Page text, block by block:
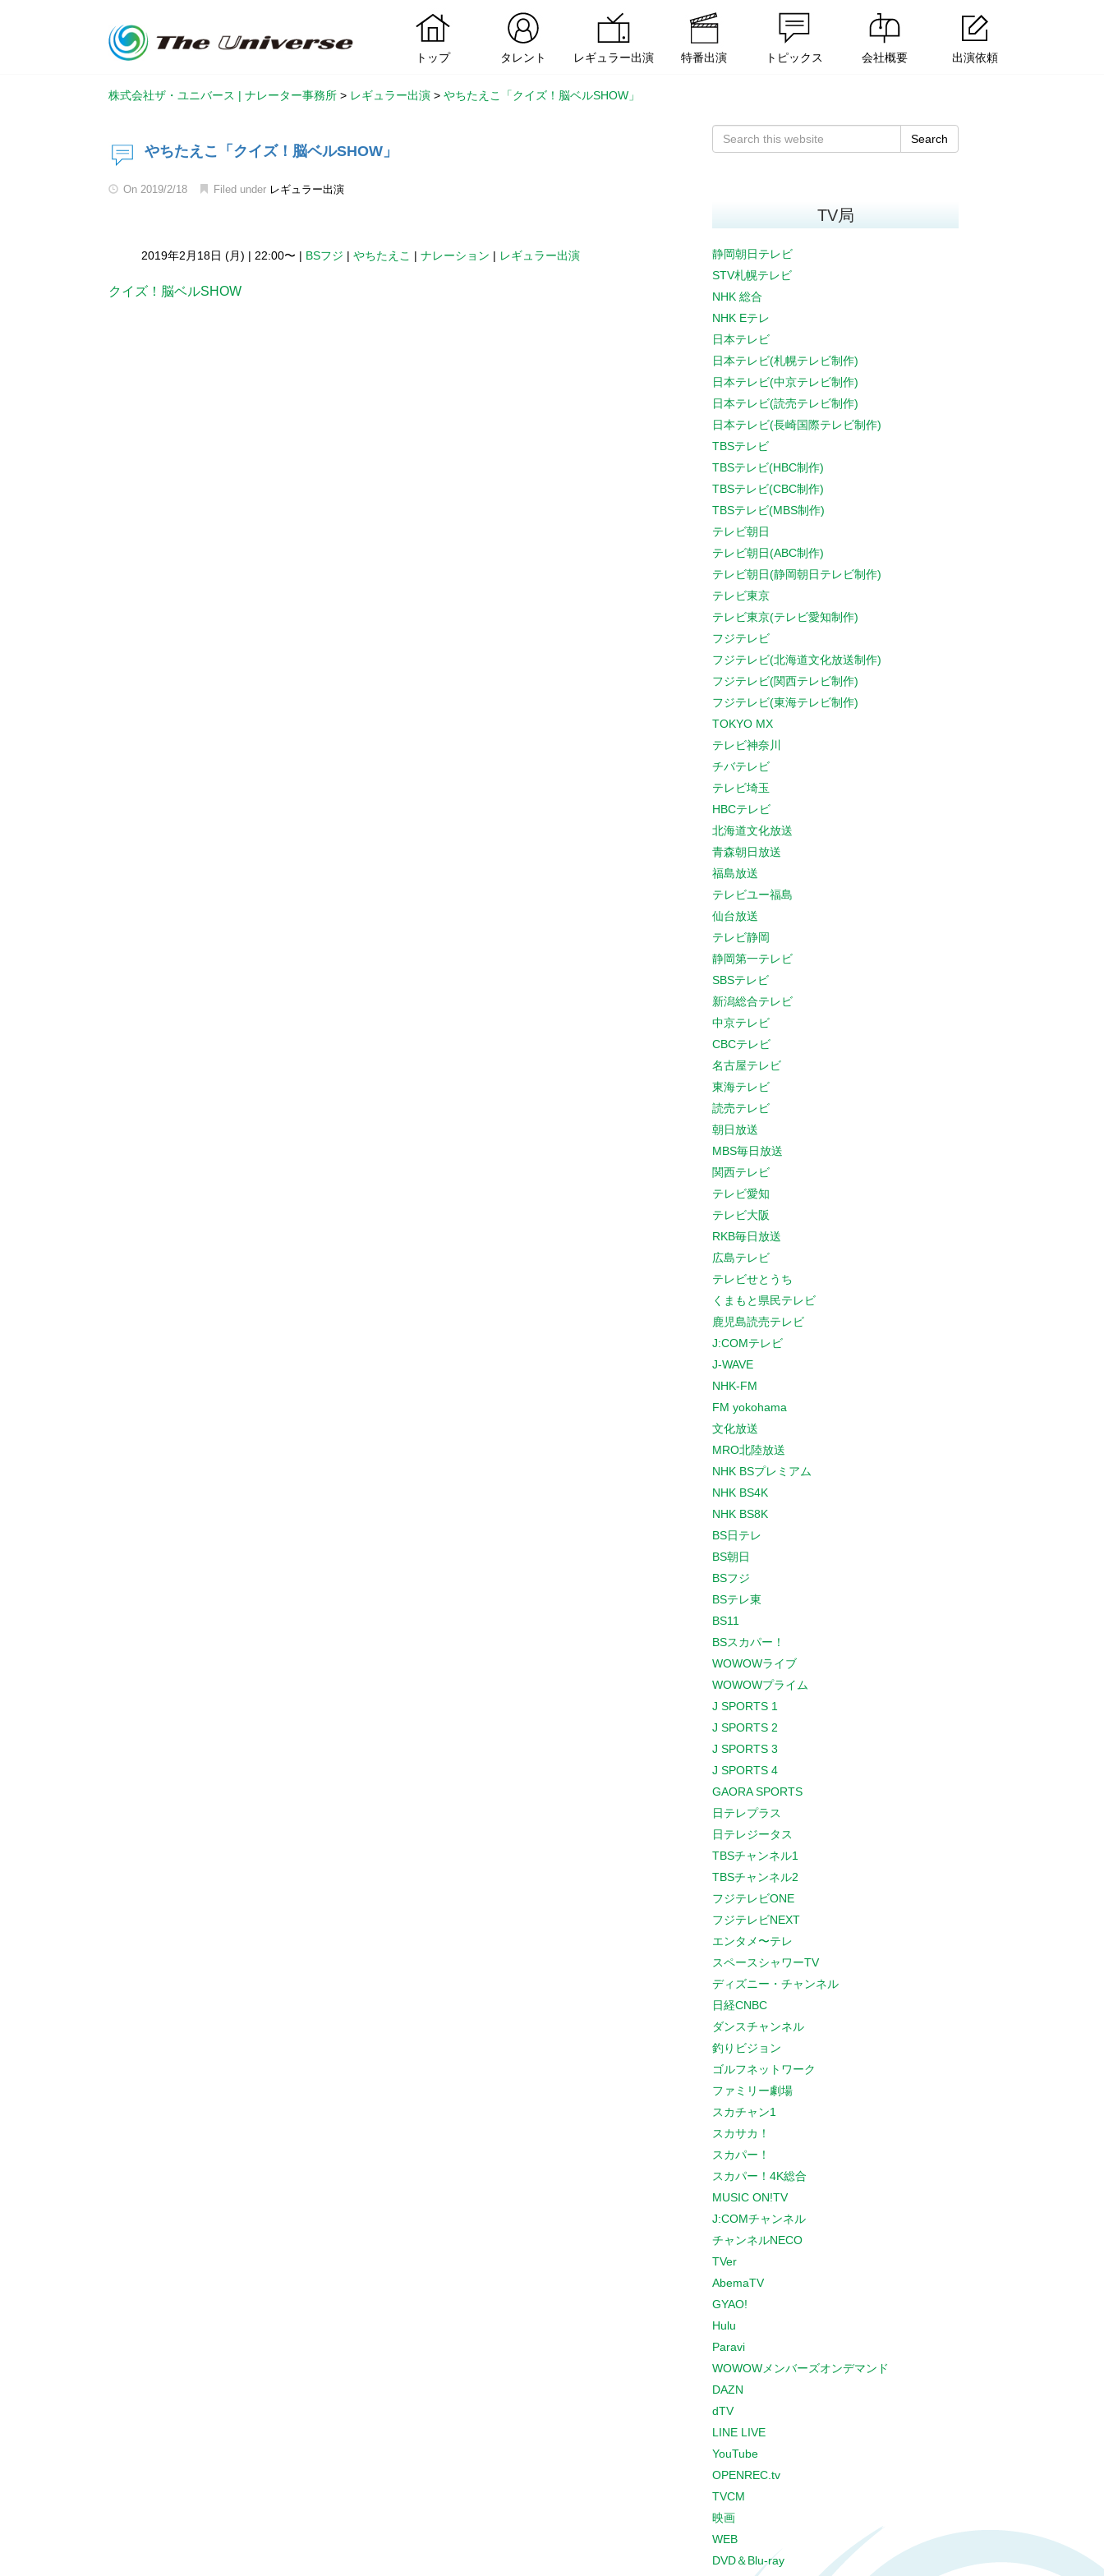
トップ タレント レギュラー出演 特番出演 トピックス 会社概要 出演依頼
株式会社ザ・ユニバース | ナレーター事務所 > レギュラー出演 > やちたえこ「クイズ！脳ベルSHOW」
やちたえこ「クイズ！脳ベルSHOW」
On 2019/2/18 Filed under レギュラー出演
2019年2月18日 (月) | 22:00〜 | BSフジ | やちたえこ | ナレーション | レギュラー出演
クイズ！脳ベルSHOW
Search
TV局
静岡朝日テレビ
STV札幌テレビ
NHK 総合
NHK Eテレ
日本テレビ
日本テレビ(札幌テレビ制作)
日本テレビ(中京テレビ制作)
日本テレビ(読売テレビ制作)
日本テレビ(長崎国際テレビ制作)
TBSテレビ
TBSテレビ(HBC制作)
TBSテレビ(CBC制作)
TBSテレビ(MBS制作)
テレビ朝日
テレビ朝日(ABC制作)
テレビ朝日(静岡朝日テレビ制作)
テレビ東京
テレビ東京(テレビ愛知制作)
フジテレビ
フジテレビ(北海道文化放送制作)
フジテレビ(関西テレビ制作)
フジテレビ(東海テレビ制作)
TOKYO MX
テレビ神奈川
チバテレビ
テレビ埼玉
HBCテレビ
北海道文化放送
青森朝日放送
福島放送
テレビユー福島
仙台放送
テレビ静岡
静岡第一テレビ
SBSテレビ
新潟総合テレビ
中京テレビ
CBCテレビ
名古屋テレビ
東海テレビ
読売テレビ
朝日放送
MBS毎日放送
関西テレビ
テレビ愛知
テレビ大阪
RKB毎日放送
広島テレビ
テレビせとうち
くまもと県民テレビ
鹿児島読売テレビ
J:COMテレビ
J-WAVE
NHK-FM
FM yokohama
文化放送
MRO北陸放送
NHK BSプレミアム
NHK BS4K
NHK BS8K
BS日テレ
BS朝日
BSフジ
BSテレ東
BS11
BSスカパー！
WOWOWライブ
WOWOWプライム
J SPORTS 1
J SPORTS 2
J SPORTS 3
J SPORTS 4
GAORA SPORTS
日テレプラス
日テレジータス
TBSチャンネル1
TBSチャンネル2
フジテレビONE
フジテレビNEXT
エンタメ〜テレ
スペースシャワーTV
ディズニー・チャンネル
日経CNBC
ダンスチャンネル
釣りビジョン
ゴルフネットワーク
ファミリー劇場
スカチャン1
スカサカ！
スカパー！
スカパー！4K総合
MUSIC ON!TV
J:COMチャンネル
チャンネルNECO
TVer
AbemaTV
GYAO!
Hulu
Paravi
WOWOWメンバーズオンデマンド
DAZN
dTV
LINE LIVE
YouTube
OPENREC.tv
TVCM
映画
WEB
DVD＆Blu-ray